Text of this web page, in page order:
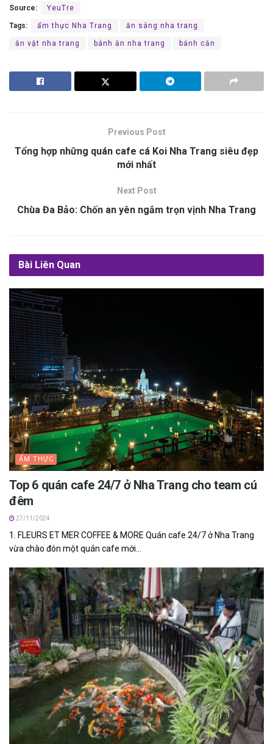
Source: YeuTre
Tags: ẩm thực Nha Trang ăn sáng nha trang
ăn vặt nha trang bánh ăn nha trang bánh căn
Previous Post
Tổng hợp những quán cafe cá Koi Nha Trang siêu đẹp
mới nhất
Next Post
Chùa Đa Bảo: Chốn an yên ngắm trọn vịnh Nha Trang
Bài Liên Quan
ẨM THỰC
Top 6 quán cafe 24/7 ở Nha Trang cho team cú
đêm
27/11/2024
1. FLEURS ET MER COFFEE & MORE Quán cafe 24/7 ở Nha Trang
vừa chào đón một quán cafe mới...